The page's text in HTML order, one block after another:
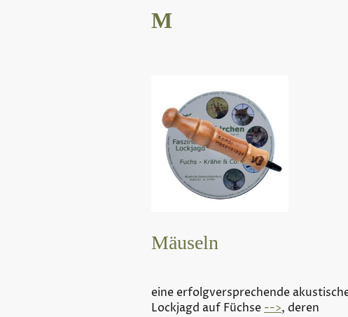
M
Mäuseln
eine erfolgversprechende
Lockjagd auf Füchse -->, deren